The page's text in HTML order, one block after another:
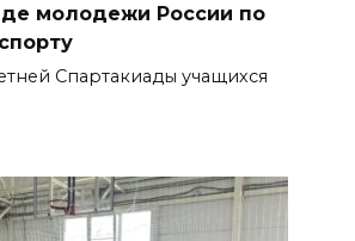
молодежи России по
Спартакиады учащихся